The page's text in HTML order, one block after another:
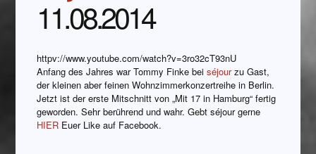
11.08.2014
httpv://www.youtube.com/watch?v=3ro32cT93nU
Anfang des Jahres war Tommy Finke beiséjourzu Gast,
der kleinen aber feinen Wohnzimmerkonzertreihe in Berlin.
Jetzt ist der erste Mitschnitt von „Mit 17 in Hamburg“ fertig
geworden. Sehr berührend und wahr. Gebt séjour gerne
HIER Euer Like auf Facebook.